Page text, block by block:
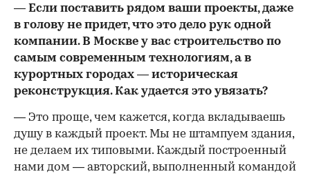
— Если поставить рядом ваши проекты, даже
в голову не придет, что это дело рук одной
компании. В Москве у вас строительство по
самым современным технологиям, а в
курортных городах — историческая
реконструкция. Как удается это увязать?
— Это проще, чем кажется, когда вкладываешь
душу в каждый проект. Мы не штампуем здания,
не делаем их типовыми. Каждый построенный
нами дом — авторский, выполненный командой